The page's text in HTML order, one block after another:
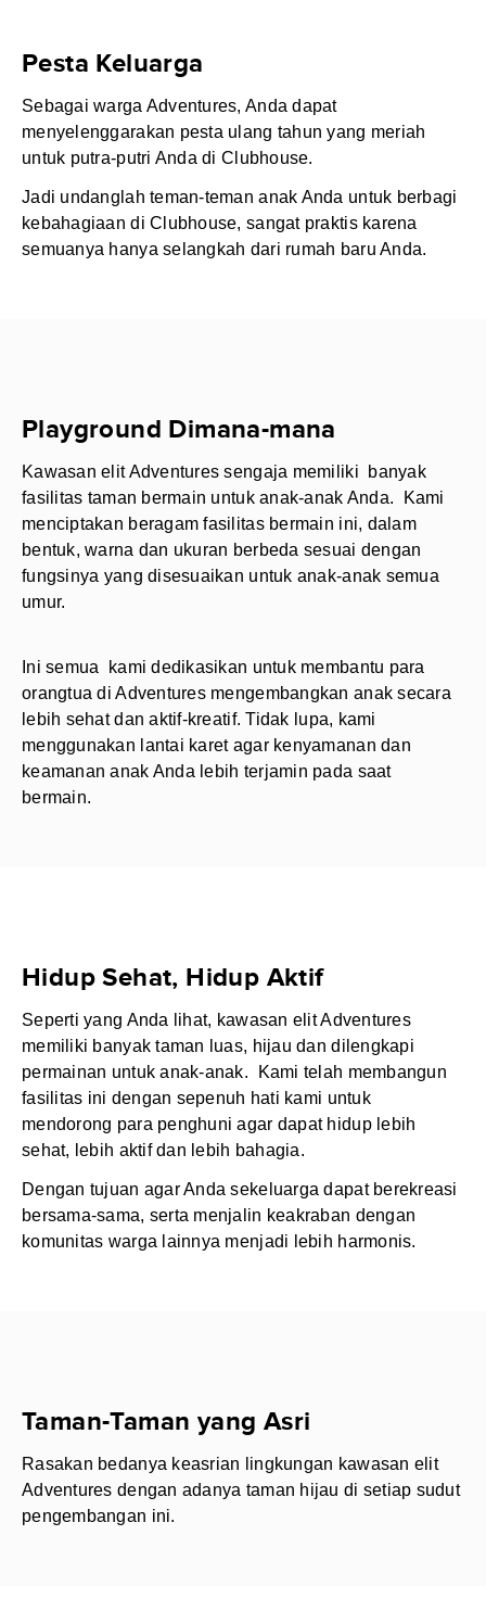
Pesta Keluarga
Sebagai warga Adventures, Anda dapat
menyelenggarakan pesta ulang tahun yang meriah
untuk putra-putri Anda di Clubhouse.
Jadi undanglah teman-teman anak Anda untuk berbagi
kebahagiaan di Clubhouse, sangat praktis karena
semuanya hanya selangkah dari rumah baru Anda.
Playground Dimana-mana
Kawasan elit Adventures sengaja memiliki banyak
fasilitas taman bermain untuk anak-anak Anda. Kami
menciptakan beragam fasilitas bermain ini, dalam
bentuk, warna dan ukuran berbeda sesuai dengan
fungsinya yang disesuaikan untuk anak-anak semua
umur.
Ini semua kami dedikasikan untuk membantu para
orangtua di Adventures mengembangkan anak secara
lebih sehat dan aktif-kreatif. Tidak lupa, kami
menggunakan lantai karet agar kenyamanan dan
keamanan anak Anda lebih terjamin pada saat
bermain.
Hidup Sehat, Hidup Aktif
Seperti yang Anda lihat, kawasan elit Adventures
memiliki banyak taman luas, hijau dan dilengkapi
permainan untuk anak-anak. Kami telah membangun
fasilitas ini dengan sepenuh hati kami untuk
mendorong para penghuni agar dapat hidup lebih
sehat, lebih aktif dan lebih bahagia.
Dengan tujuan agar Anda sekeluarga dapat berekreasi
bersama-sama, serta menjalin keakraban dengan
komunitas warga lainnya menjadi lebih harmonis.
Taman-Taman yang Asri
Rasakan bedanya keasrian lingkungan kawasan elit
Adventures dengan adanya taman hijau di setiap sudut
pengembangan ini.